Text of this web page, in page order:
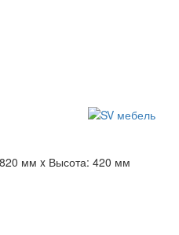
мм x Высота: 420 мм